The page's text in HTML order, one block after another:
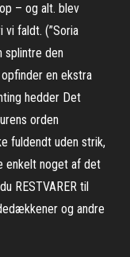
– og alt. blev
vi faldt. (”Soria
splintre den
en ekstra
hedder Det
orden
fuldendt uden strik,
enkelt noget af det
RESTVARER til
og andre